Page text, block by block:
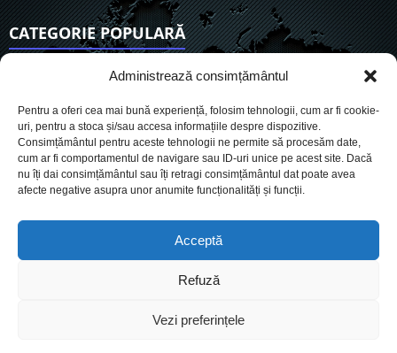
Administrează consimțământul
Pentru a oferi cea mai bună experiență, folosim tehnologii, cum ar fi cookie-
uri, pentru a stoca și/sau accesa informațiile despre dispozitive.
Consimțământul pentru aceste tehnologii ne permite să procesăm date,
cum ar fi comportamentul de navigare sau ID-uri unice pe acest site. Dacă
nu îți dai consimțământul sau îți retragi consimțământul dat poate avea
afecte negative asupra unor anumite funcționalități și funcții.
Acceptă
Refuză
Vezi preferințele
CATEGORIE POPULARĂ
6921
Social
Politic
Economie
564
Despre Noi Termeni si conditii